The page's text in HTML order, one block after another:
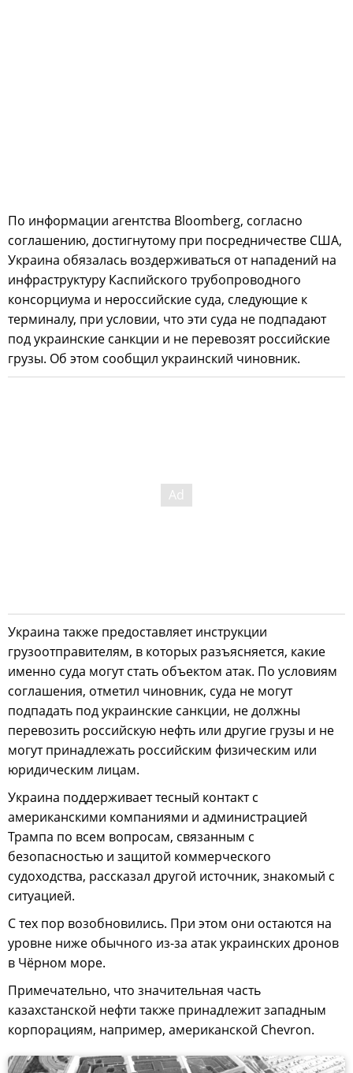
По информации агентства Bloomberg, согласно
соглашению, достигнутому при посредничестве США,
Украина обязалась воздерживаться от нападений на
инфраструктуру Каспийского трубопроводного
консорциума и нероссийские суда, следующие к
терминалу, при условии, что эти суда не подпадают
под украинские санкции и не перевозят российские
грузы. Об этом сообщил украинский чиновник.
Украина также предоставляет инструкции
грузоотправителям, в которых разъясняется, какие
именно суда могут стать объектом атак. По условиям
соглашения, отметил чиновник, суда не могут
подпадать под украинские санкции, не должны
перевозить российскую нефть или другие грузы и не
могут принадлежать российским физическим или
юридическим лицам.
Украина поддерживает тесный контакт с
американскими компаниями и администрацией
Трампа по всем вопросам, связанным с
безопасностью и защитой коммерческого
судоходства, рассказал другой источник, знакомый с
ситуацией.
С тех пор возобновились. При этом они остаются на
уровне ниже обычного из-за атак украинских дронов
в Чёрном море.
Примечательно, что значительная часть
казахстанской нефти также принадлежит западным
корпорациям, например, американской Chevron.